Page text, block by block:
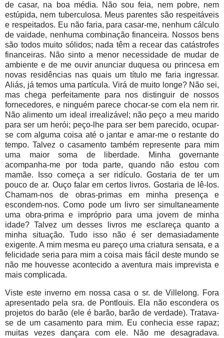
de casar, na boa média. Não sou feia, nem pobre, nem
estúpida, nem tuberculosa. Meus parentes são respeitáveis
e respeitados. Eu não faria, para casar-me, nenhum cálculo
de vaidade, nenhuma combinação financeira. Nossos bens
são todos muito sólidos; nada têm a recear das catástrofes
financeiras. Não sinto a menor necessidade de mudar de
ambiente e de me ouvir anunciar duquesa ou princesa em
novas residências nas quais um título me faria ingressar.
Aliás, já temos uma partícula. Virá de muito longe? Não sei,
mas chega perfeitamente para nos distinguir de nossos
fornecedores, e ninguém parece chocar-se com ela nem rir.
Não alimento um ideal irrealizável; não peço a meu marido
para ser um herói; peço-lhe para ser bem parecido, ocupar-
se com alguma coisa até o jantar e amar-me o restante do
tempo. Talvez o casamento também represente para mim
uma maior soma de liberdade. Minha governante
acompanha-me por toda parte, quando não estou com
mamãe. Isso começa a ser ridículo. Gostaria de ter um
pouco de ar. Ouço falar em certos livros. Gostaria de lê-los.
Chamam-nos de obras-primas em minha presença e
escondem-nos. Como pode um livro ser simultaneamente
uma obra-prima e impróprio para uma jovem de minha
idade? Talvez um desses livros me esclareça quanto a
minha situação. Tudo isso não é ser demasiadamente
exigente. A mim mesma eu pareço uma criatura sensata, e a
felicidade seria para mim a coisa mais fácil deste mundo se
não me houvesse acontecido a aventura mais imprevista e
mais complicada.
Viste este inverno em nossa casa o sr. de Villelong. Fora
apresentado pela sra. de Pontlouis. Ela não escondera os
projetos do barão (ele é barão, barão de verdade). Tratava-
se de um casamento para mim. Eu conhecia esse rapaz;
muitas vezes dançara com ele. Não me desagradava.